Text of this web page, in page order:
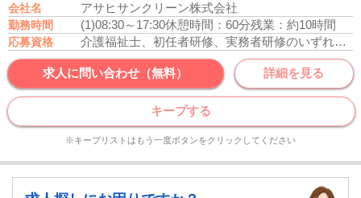
会社名 アサヒサンクリーン株式会社
勤務時間 (1)08:30～17:30休憩時間：60分残業：約10時間
応募資格 介護福祉士、初任者研修、実務者研修のいずれかの資格をお持ちの方
求人に問い合わせ（無料） 詳細を見る
キープする
※キープリストはもう一度ボタンをクリックしてください